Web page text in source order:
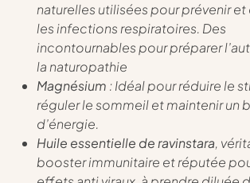
naturelles utilisées pour prévenir
les infections respiratoires. Des
incontournables pour préparer
la naturopathie
Magnésium : Idéal pour réduire le
réguler le sommeil et maintenir un
d’énergie.
Huile essentielle de ravinstara,
booster immunitaire et réputée